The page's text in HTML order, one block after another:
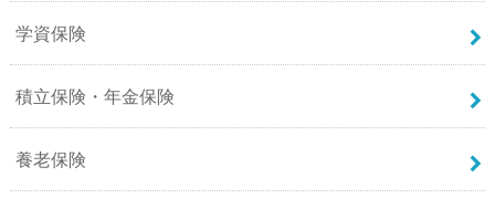
学資保険
積立保険・年金保険
養老保険